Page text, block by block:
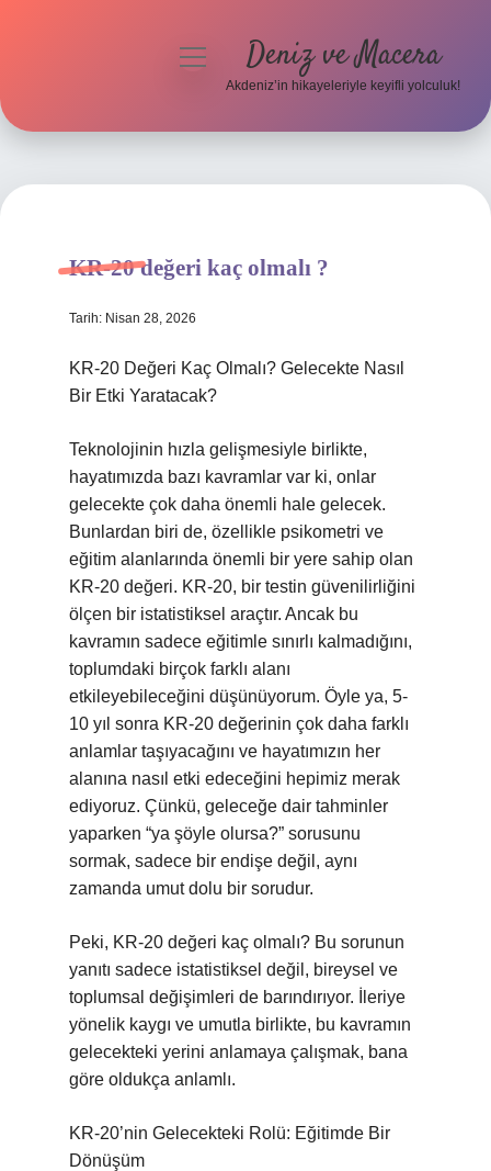
Hakkımızda
menüyü Deniz ve Macera
Akdeniz’in hikayeleriyle keyifli yolculuk!
KR-20 değeri kaç olmalı ?
Tarih: Nisan 28, 2026
KR-20 Değeri Kaç Olmalı? Gelecekte Nasıl
Bir Etki Yaratacak?
Teknolojinin hızla gelişmesiyle birlikte,
hayatımızda bazı kavramlar var ki, onlar
gelecekte çok daha önemli hale gelecek.
Bunlardan biri de, özellikle psikometri ve
eğitim alanlarında önemli bir yere sahip olan
KR-20 değeri. KR-20, bir testin güvenilirliğini
ölçen bir istatistiksel araçtır. Ancak bu
kavramın sadece eğitimle sınırlı kalmadığını,
toplumdaki birçok farklı alanı
etkileyebileceğini düşünüyorum. Öyle ya, 5-
10 yıl sonra KR-20 değerinin çok daha farklı
anlamlar taşıyacağını ve hayatımızın her
alanına nasıl etki edeceğini hepimiz merak
ediyoruz. Çünkü, geleceğe dair tahminler
yaparken “ya şöyle olursa?” sorusunu
sormak, sadece bir endişe değil, aynı
zamanda umut dolu bir sorudur.
Peki, KR-20 değeri kaç olmalı? Bu sorunun
yanıtı sadece istatistiksel değil, bireysel ve
toplumsal değişimleri de barındırıyor. İleriye
yönelik kaygı ve umutla birlikte, bu kavramın
gelecekteki yerini anlamaya çalışmak, bana
göre oldukça anlamlı.
KR-20’nin Gelecekteki Rolü: Eğitimde Bir
Dönüşüm